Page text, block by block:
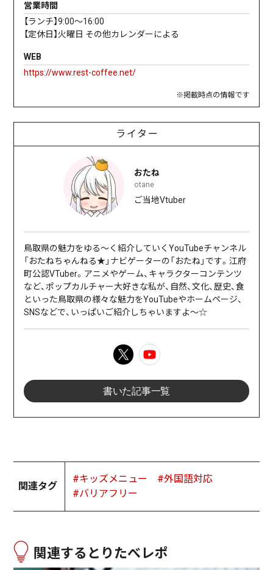
営業時間
【ランチ】9:00～16:00
【定休日】火曜日 その他カレンダーによる
WEB
https://www.rest-coffee.net/
※掲載時点の情報です
ライター
おたね
otane
ご当地Vtuber
鳥取県の魅力をゆる〜く紹介していくYouTubeチャンネル
「おたねちゃんねる★」ナビゲーターの「おたね」です。江府
町公認VTuber。アニメやゲーム、キャラクターコンテンツ
など、ポップカルチャー大好きな私が、自然、文化、歴史、食
といった鳥取県の様々な魅力をYouTubeやホームページ、
SNSなどで、いっぱいご紹介しちゃいますよ〜☆
書いた記事一覧
関連タグ
#キッズメニュー
#外国語対応
#バリアフリー
関連するとりたべレポ